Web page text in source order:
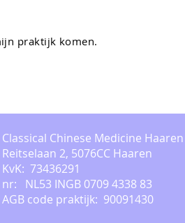
praktijk komen.
Classical Chinese Medicine
Reitselaan 2, 5076CC
KvK: 73436291
nr: NL53 INGB 0709 4338 83
AGB code praktijk: 90091430